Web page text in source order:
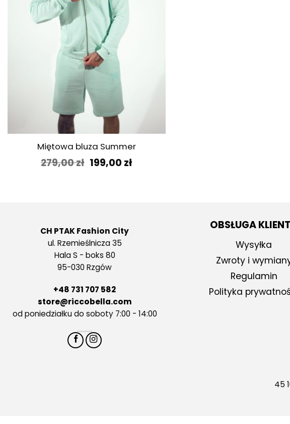
Miętowa bluza Summer
279,00zł Pierwotna
cena
199,00 złAktualna
CH PTAK Fashion City
ul. Rzemieślnicza 35
Hala S - boks 80
95-030 Rzgów
+48 731 707 582
store@riccobella.com
od poniedziałku do soboty 7:00 - 14:00
OBSŁUGA
Wysyłka
Zwroty i
Regulamin
Polityka
45